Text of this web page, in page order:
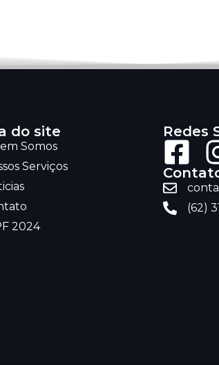
do site
Somos
Serviços
2024
Redes
(62)